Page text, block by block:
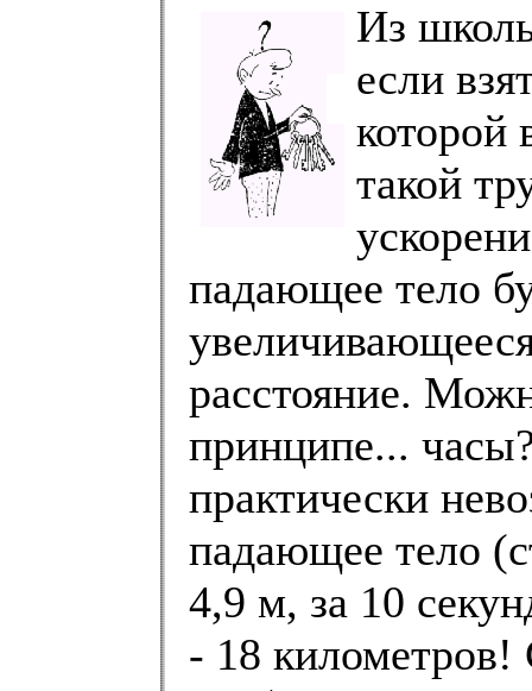
Из
если
которой
такой
падающее тело
расстояние.
принципе...
практически
падающее тело
4,9 м, за 10
- 18